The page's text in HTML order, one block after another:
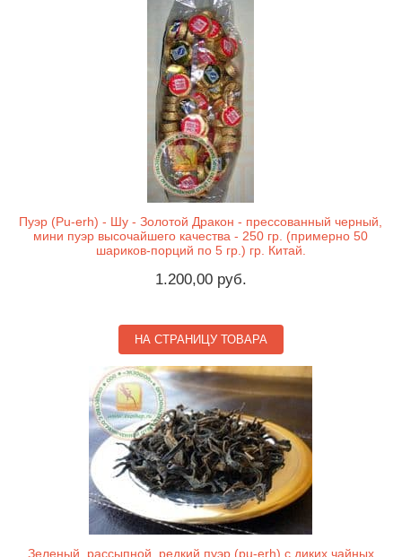
Пуэр (Pu-erh) - Шу - Золотой Дракон - прессованный черный,
мини пуэр высочайшего качества - 250 гр. (примерно 50
шариков-порций по 5 гр.) гр. Китай.
1.200,00 руб.
НА СТРАНИЦУ ТОВАРА
Зеленый, рассыпной, редкий пуэр (pu-erh) с диких чайных